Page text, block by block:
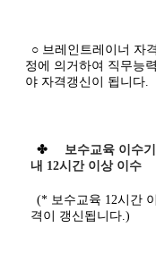
○ 브레인트레이너 자
정에 의거하여 직무능
야 자격갱신이 됩니다.
✤
보수교육 이수
내 12시간 이상 이수
(* 보수교육 12시간
격이 갱신됩니다.)